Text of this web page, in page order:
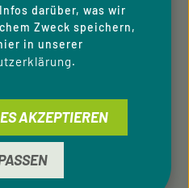
darüber, was wir
Zweck speichern,
in unserer
.
AKZEPTIEREN